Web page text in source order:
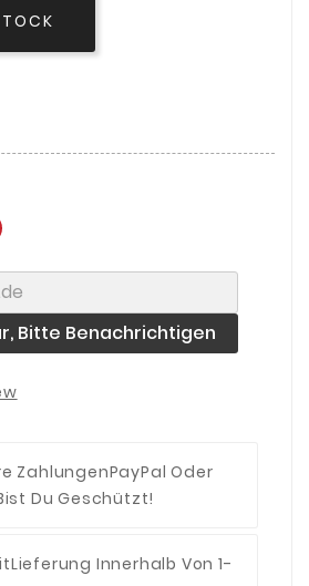
Bitte Benachrichtigen
ZahlungenPayPal Oder
Du Geschützt!
Lieferung Innerhalb Von 1-